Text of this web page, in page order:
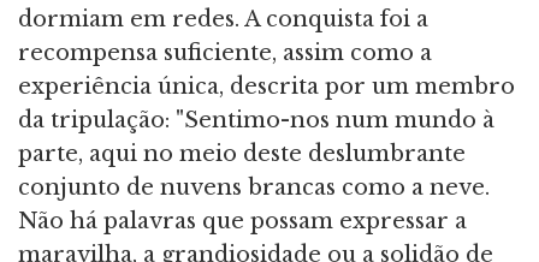
dormiam em redes. A conquista foi a
recompensa suficiente, assim como a
experiência única, descrita por um membro
da tripulação: "Sentimo-nos num mundo à
parte, aqui no meio deste deslumbrante
conjunto de nuvens brancas como a neve.
Não há palavras que possam expressar a
maravilha, a grandiosidade ou a solidão de